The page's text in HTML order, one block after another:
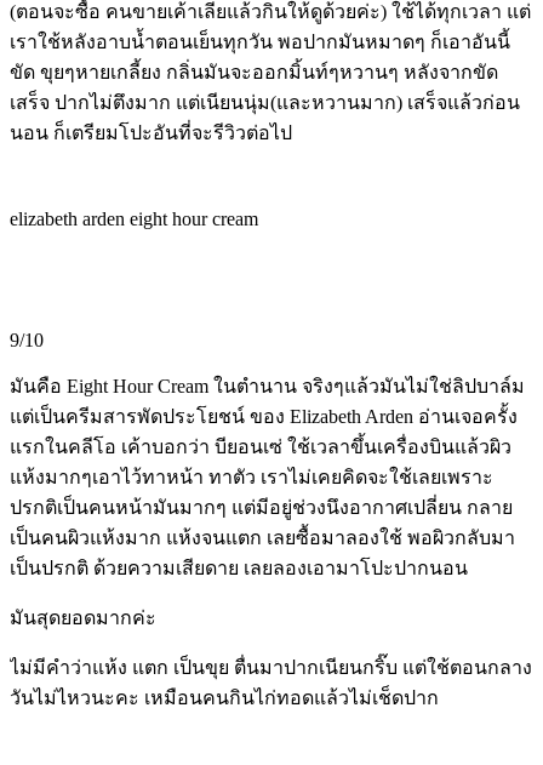
(ตอนจะซื้อ คนขายเค้าเลียแล้วกินให้ดูด้วยค่ะ) ใช้ได้ทุกเวลา แต่
เราใช้หลังอาบน้ำตอนเย็นทุกวัน พอปากมันหมาดๆ ก็เอาอันนี้
ขัด ขุยๆหายเกลี้ยง กลิ่นมันจะออกมิ้นท์ๆหวานๆ หลังจากขัด
เสร็จ ปากไม่ตึงมาก แต่เนียนนุ่ม(และหวานมาก) เสร็จแล้วก่อน
นอน ก็เตรียมโปะอันที่จะรีวิวต่อไป
elizabeth arden eight hour cream
9/10
มันคือ Eight Hour Cream ในตำนาน จริงๆแล้วมันไม่ใช่ลิปบาล์ม
แต่เป็นครีมสารพัดประโยชน์ ของ Elizabeth Arden อ่านเจอครั้ง
แรกในคลีโอ เค้าบอกว่า บียอนเซ่ ใช้เวลาขึ้นเครื่องบินแล้วผิว
แห้งมากๆเอาไว้ทาหน้า ทาตัว เราไม่เคยคิดจะใช้เลยเพราะ
ปรกติเป็นคนหน้ามันมากๆ แต่มีอยู่ช่วงนึงอากาศเปลี่ยน กลาย
เป็นคนผิวแห้งมาก แห้งจนแตก เลยซื้อมาลองใช้ พอผิวกลับมา
เป็นปรกติ ด้วยความเสียดาย เลยลองเอามาโปะปากนอน
มันสุดยอดมากค่ะ
ไม่มีคำว่าแห้ง แตก เป็นขุย ตื่นมาปากเนียนกริ๊บ แต่ใช้ตอนกลาง
วันไม่ไหวนะคะ เหมือนคนกินไก่ทอดแล้วไม่เช็ดปาก